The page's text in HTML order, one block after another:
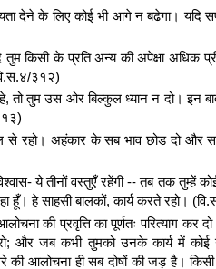
देने के लिए कोई भी आगे न बढेगा। यदि
किसी के प्रति अन्य की अपेक्षा अधिक
३१२)
तो तुम उस ओर बिल्कुल ध्यान न दो। इन
अहंकार के सब भाव छोड दो और
ये तीनों वस्तुएँ रहेंगी -- तब तक तुम्हें
हूँ। हे साहसी बालकों, कार्य करते रहो।
की प्रवृत्ति का पूर्णतः परित्याग कर
और जब कभी तुमको उनके कार्य में
आलोचना ही सब दोषों की जड़ है।